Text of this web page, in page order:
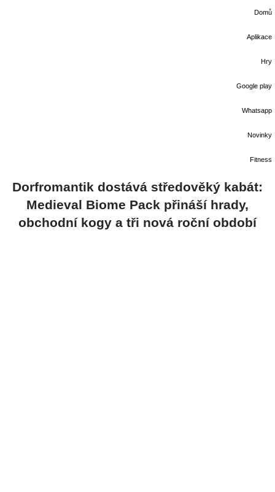
Domů
Aplikace
Hry
Google play
Whatsapp
Novinky
Fitness
Dorfromantik dostává středověký kabát:
Medieval Biome Pack přináší hrady,
obchodní kogy a tři nová roční období